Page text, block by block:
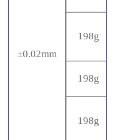
±0.02mm
198g
198g
198g